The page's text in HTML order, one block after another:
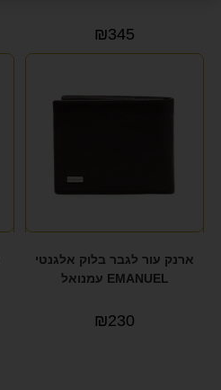
₪345
ארנק עור לגבר בלוק אלגנטי
EMANUEL עמנואל
₪230